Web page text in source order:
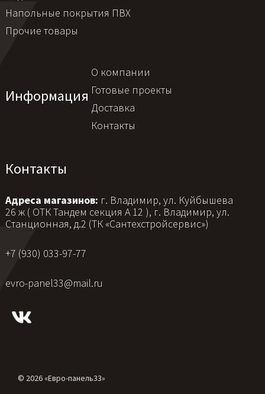
Напольные покрытия ПВХ
Прочие товары
Информация
О компании
Готовые проекты
Доставка
Контакты
Контакты
Адреса магазинов: г. Владимир, ул. Куйбышева
26 ж ( ОТК Тандем секция А 12 ), г. Владимир, ул.
Станционная, д.2 (ТК «Сантехстройсервис»)
+7 (930) 033-97-77
evro-panel33@mail.ru
© 2026 «Евро-панель33»